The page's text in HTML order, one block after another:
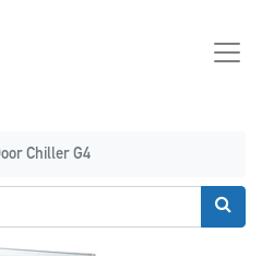
Chiller G4